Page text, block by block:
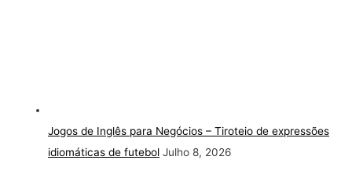
Jogos de Inglês para Negócios – Tiroteio de expressões
idiomáticas de futebol Julho 8, 2026